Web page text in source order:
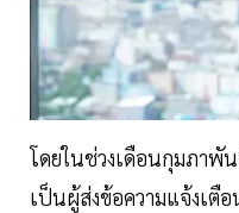
โดยในช่วงเดือนกุมภาพั
เป็นผู้ส่งข้อความแจ้งเตื